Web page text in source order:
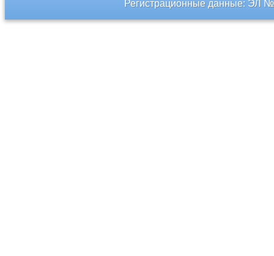
Регистрационные данные: ЭЛ №